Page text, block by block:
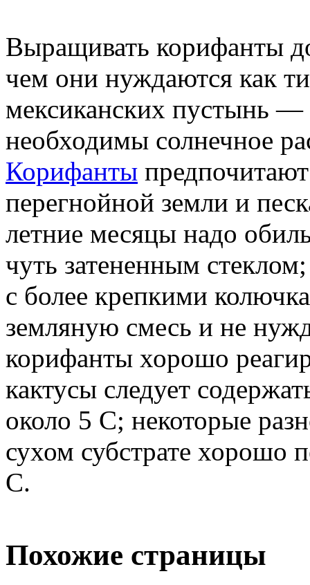
Выращивать корифанты
чем они нуждаются как
мексиканских пустынь —
необходимы солнечное
Корифанты
перегнойной земли и
летние месяцы надо
чуть затененным
с более крепкими
земляную смесь и не
корифанты хорошо
кактусы следует
около 5 С; некоторые
сухом субстрате хорошо
С.
Похожие страницы